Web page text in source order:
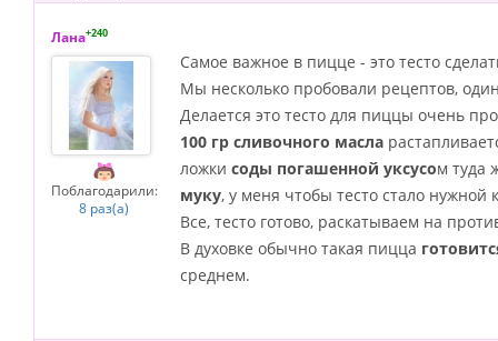
Лана+240
Поблагодарили:
8 раз(а)
Самое важное в пицце - это тесто
Мы несколько пробовали рецептов,
Делается это тесто для пиццы очень
100 гр сливочного масла
ложки соды погашенной уксусом туда
муку, у меня чтобы тесто стало нужной
Все, тесто готово, раскатываем на
В духовке обычно такая пицца
среднем.